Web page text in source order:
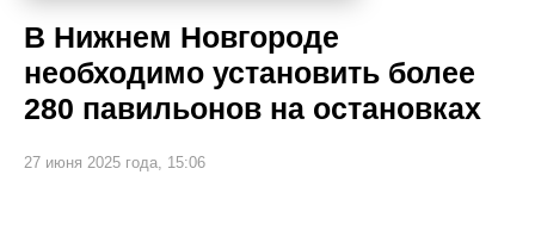
В Нижнем Новгороде
необходимо установить более
280 павильонов на остановках
27 июня 2025 года, 15:06